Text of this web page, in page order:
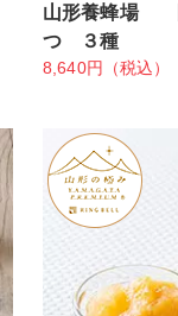
山形養蜂場
つ ３種
8,640円（税込）